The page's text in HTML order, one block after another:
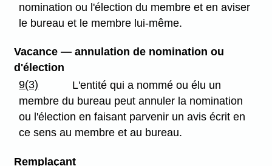
nomination ou l'élection du membre et en aviser
le bureau et le membre lui-même.
Vacance — annulation de nomination ou
d'élection
9(3)
L'entité qui a nommé ou élu un
membre du bureau peut annuler la nomination
ou l'élection en faisant parvenir un avis écrit en
ce sens au membre et au bureau.
Remplaçant